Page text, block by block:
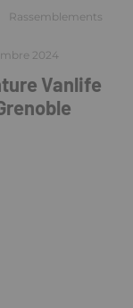
Rassemblements
2024
Vanlife